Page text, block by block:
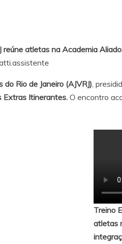
reúne atletas na Academia
Rio de Janeiro (AJVRJ),
Extras Itinerantes. O encontro
Treino
atletas